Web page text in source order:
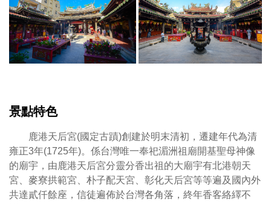
港
天
后
宮
湄
祖
神
靈
顯
赫，
景點特色
鹿港天后宮(國定古蹟)創建於明末清初，遷建年代為清
雍正3年(1725年)。係台灣唯一奉祀湄洲祖廟開基聖母神像
的廟宇，由鹿港天后宮分靈分香出祖的大廟宇有北港朝天
宮、麥寮拱範宮、朴子配天宮、彰化天后宮等等遍及國內外
共達貳仟餘座，信徒遍佈於台灣各角落，終年香客絡繹不